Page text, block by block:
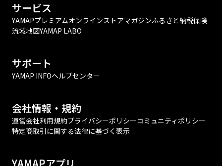
サービス
YAMAPプレミアムオンラインストアマガジンふるさと納税保険
流域地図YAMAP LABO
サポート
YAMAP INFOヘルプセンター
会社情報・規約
運営会社利用規約プライバシーポリシーコミュニティポリシー
特定商取引に関する法律に基づく表示